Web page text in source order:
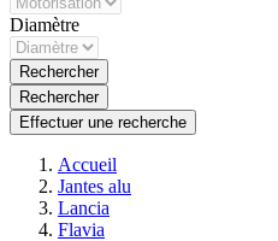
Diamètre
Rechercher
Rechercher
Effectuer une recherche
Accueil
Jantes alu
Lancia
Flavia